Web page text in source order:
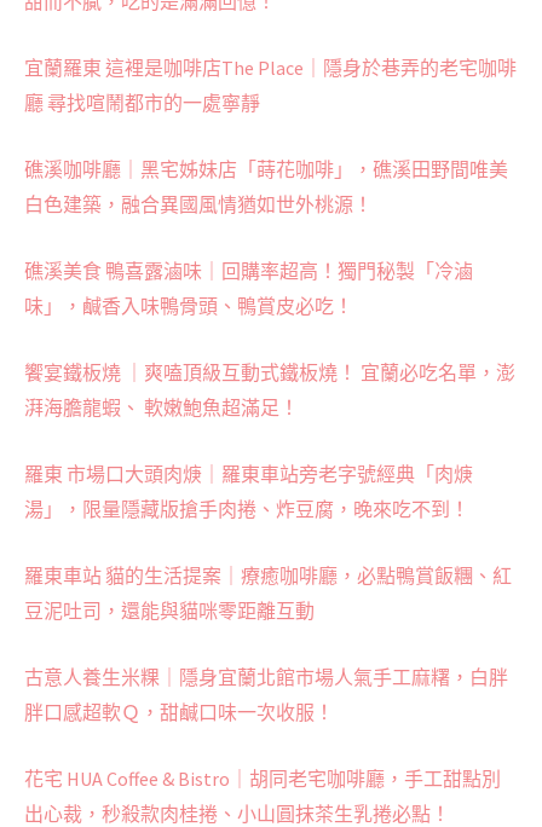
宜蘭羅東 這裡是咖啡店The Place｜隱身於巷弄的老宅咖啡
廳 尋找喧鬧都市的一處寧靜
礁溪咖啡廳｜黑宅姊妹店「蒔花咖啡」，礁溪田野間唯美
白色建築，融合異國風情猶如世外桃源！
礁溪美食 鴨喜露滷味｜回購率超高！獨門秘製「冷滷
味」，鹹香入味鴨骨頭、鴨賞皮必吃！
饗宴鐵板燒 ｜爽嗑頂級互動式鐵板燒！ 宜蘭必吃名單，澎
湃海膽龍蝦、 軟嫩鮑魚超滿足！
羅東 市場口大頭肉焿｜羅東車站旁老字號經典「肉焿
湯」，限量隱藏版搶手肉捲、炸豆腐，晚來吃不到！
羅東車站 貓的生活提案｜療癒咖啡廳，必點鴨賞飯糰、紅
豆泥吐司，還能與貓咪零距離互動
古意人養生米粿｜隱身宜蘭北館市場人氣手工麻糬，白胖
胖口感超軟Ｑ，甜鹹口味一次收服！
花宅 HUA Coffee & Bistro｜胡同老宅咖啡廳，手工甜點別
出心裁，秒殺款肉桂捲、小山圓抹茶生乳捲必點！